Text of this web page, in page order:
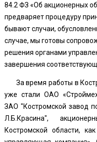
84.2 ФЗ «Об акционерных
предваряет процедуру
бывают случаи,
случае, мы готовы
решения органами
завершения
За время работы в
уже стали ОАО
ЗАО "Костромской завод
Л.Б.Красина",
Костромской области,